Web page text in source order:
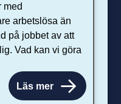
med
arbetslösa än
på jobbet av att
Vad kan vi göra
Läs mer